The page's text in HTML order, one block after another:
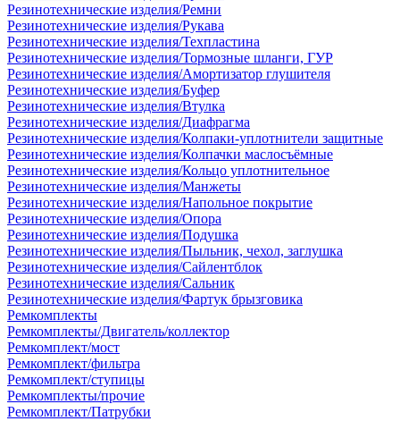
Резинотехнические изделия/Ремни
Резинотехнические изделия/Рукава
Резинотехнические изделия/Техпластина
Резинотехнические изделия/Тормозные шланги, ГУР
Резинотехнические изделия/Амортизатор глушителя
Резинотехнические изделия/Буфер
Резинотехнические изделия/Втулка
Резинотехнические изделия/Диафрагма
Резинотехнические изделия/Колпаки-уплотнители защитные
Резинотехнические изделия/Колпачки маслосъёмные
Резинотехнические изделия/Кольцо уплотнительное
Резинотехнические изделия/Манжеты
Резинотехнические изделия/Напольное покрытие
Резинотехнические изделия/Опора
Резинотехнические изделия/Подушка
Резинотехнические изделия/Пыльник, чехол, заглушка
Резинотехнические изделия/Сайлентблок
Резинотехнические изделия/Сальник
Резинотехнические изделия/Фартук брызговика
Ремкомплекты
Ремкомплекты/Двигатель/коллектор
Ремкомплект/мост
Ремкомплект/фильтра
Ремкомплект/ступицы
Ремкомплекты/прочие
Ремкомплект/Патрубки